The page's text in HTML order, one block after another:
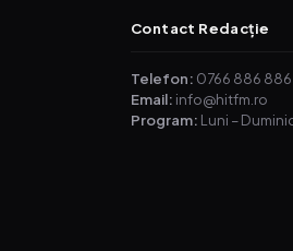
Contact Redacție
Telefon: 0766 886 886
Email: info@hitfm.ro
Program: Luni –